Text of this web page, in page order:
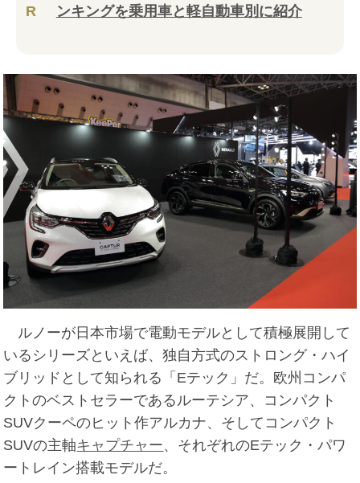
R
ンキングを乗用車と軽自動車別に紹介
ルノーが日本市場で電動モデルとして積極展開して
いるシリーズといえば、独自方式のストロング・ハイ
ブリッドとして知られる「Eテック」だ。欧州コンパ
クトのベストセラーであるルーテシア、コンパクト
SUVクーペのヒット作アルカナ、そしてコンパクト
SUVの主軸キャプチャー、それぞれのEテック・パワ
ートレイン搭載モデルだ。